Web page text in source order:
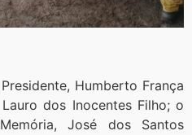
Humberto França
dos Inocentes Filho; o
José dos Santos